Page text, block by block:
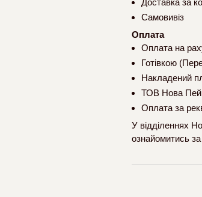
Доставка за
Самовивіз
Оплата
Оплата на
Готівкою
Накладений
ТОВ Нова
Оплата за
У відділеннях
ознайомитись за